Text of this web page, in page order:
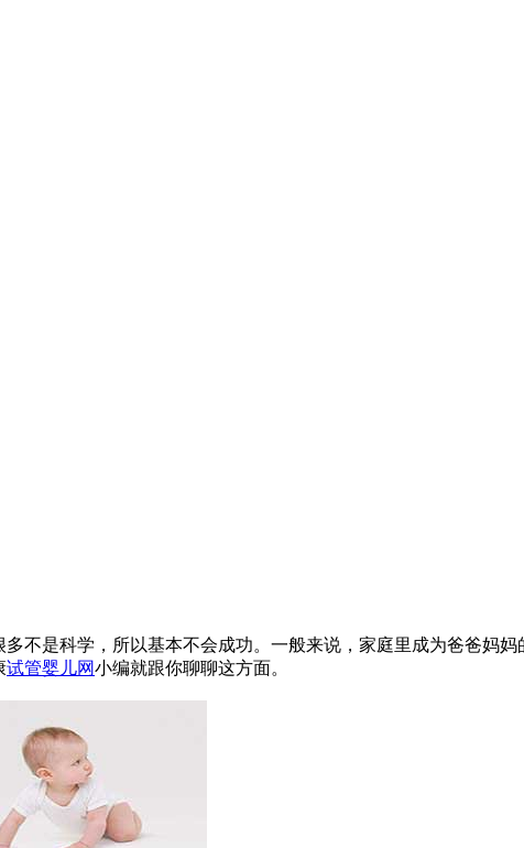
不是科学，所以基本不会成功。一般来说，家庭里成为爸爸妈
试管婴儿网小编就跟你聊聊这方面。